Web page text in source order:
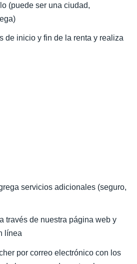
(puede ser una ciudad,
de inicio y fin de la renta y realiza
servicios adicionales (seguro,
través de nuestra página web y
línea
por correo electrónico con los